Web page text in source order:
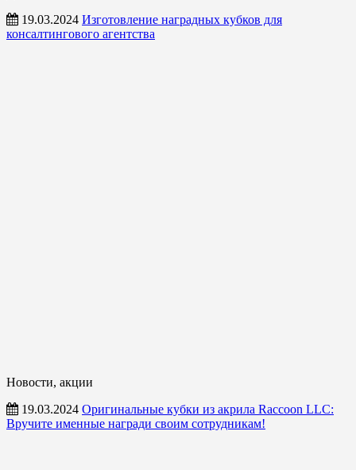
19.03.2024 Изготовление наградных кубков для
консалтингового агентства
Новости, акции
19.03.2024 Оригинальные кубки из акрила Raccoon LLC:
Вручите именные награди своим сотрудникам!